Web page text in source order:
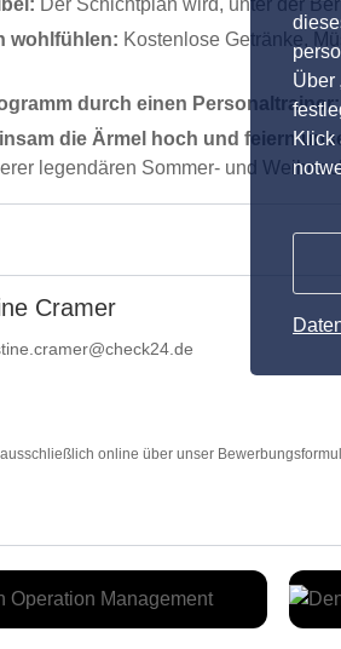
Über
Klick
Der Schichtplan wird, unter der
wohlfühlen: Kostenlose Getränke,
durch einen Personaltrainer:
die Ärmel hoch und feiern
legendären Sommer- und
Cramer
online über unser